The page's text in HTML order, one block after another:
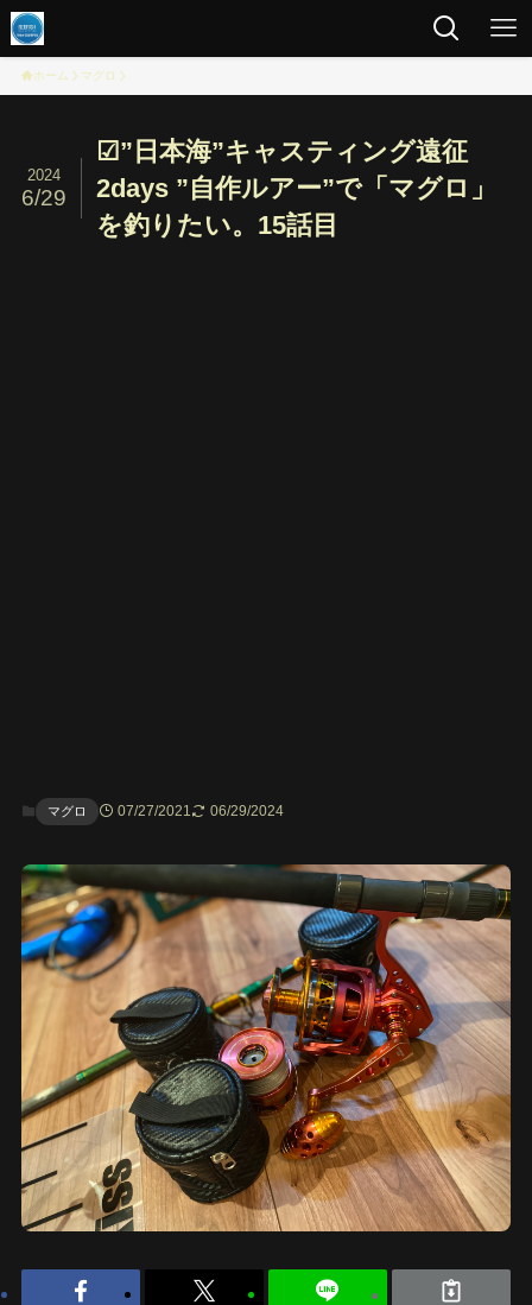
ホーム マグロ
☑︎”日本海”キャスティング遠征
2days ”自作ルアー”で「マグロ」
を釣りたい。15話目
2024
6/29
マグロ 07/27/2021 06/29/2024